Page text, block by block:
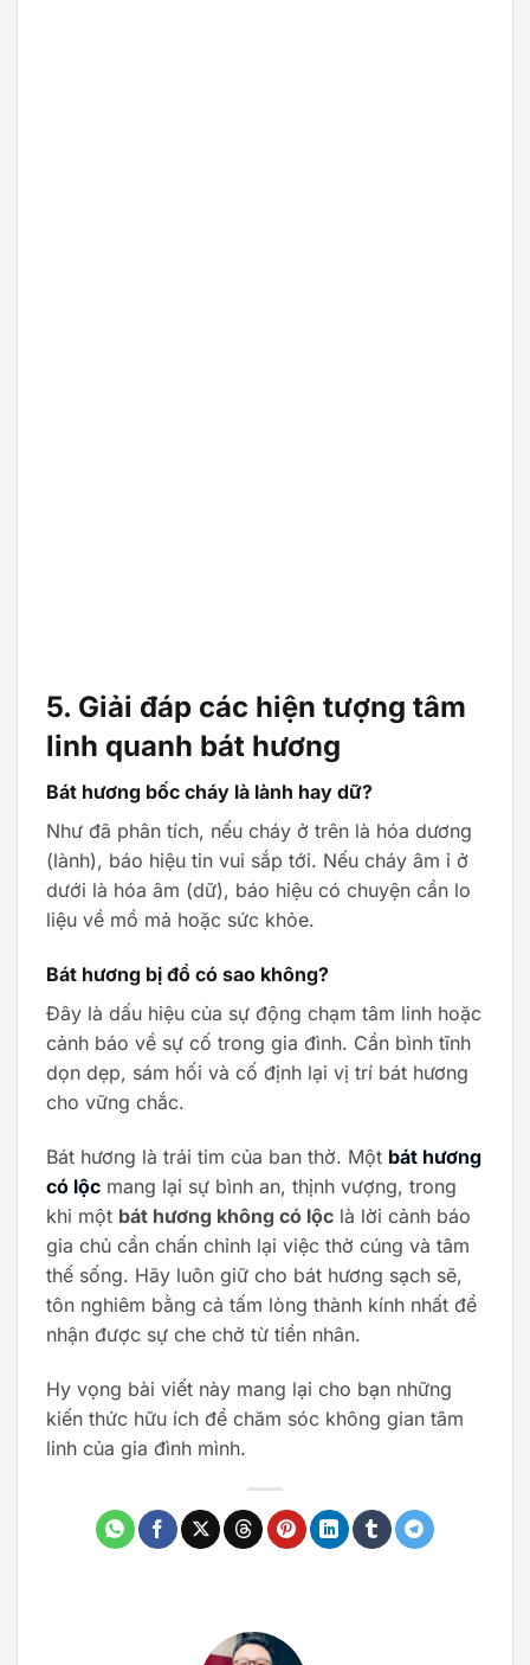
5. Giải đáp các hiện tượng tâm
linh quanh bát hương
Bát hương bốc cháy là lành hay dữ?
Như đã phân tích, nếu cháy ở trên là hóa dương
(lành), báo hiệu tin vui sắp tới. Nếu cháy âm ỉ ở
dưới là hóa âm (dữ), báo hiệu có chuyện cần lo
liệu về mồ mả hoặc sức khỏe.
Bát hương bị đổ có sao không?
Đây là dấu hiệu của sự động chạm tâm linh hoặc
cảnh báo về sự cố trong gia đình. Cần bình tĩnh
dọn dẹp, sám hối và cố định lại vị trí bát hương
cho vững chắc.
Bát hương là trái tim của ban thờ. Một bát hương
có lộc mang lại sự bình an, thịnh vượng, trong
khi một bát hương không có lộc là lời cảnh báo
gia chủ cần chấn chỉnh lại việc thờ cúng và tâm
thế sống. Hãy luôn giữ cho bát hương sạch sẽ,
tôn nghiêm bằng cả tấm lòng thành kính nhất để
nhận được sự che chở từ tiền nhân.
Hy vọng bài viết này mang lại cho bạn những
kiến thức hữu ích để chăm sóc không gian tâm
linh của gia đình mình.